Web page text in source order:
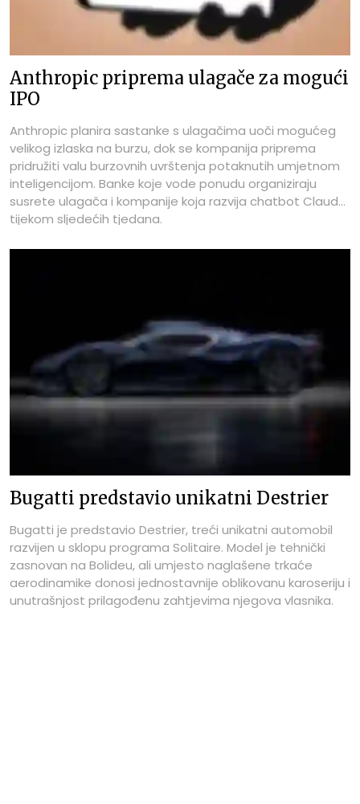
Anthropic priprema ulagače za mogući
IPO
Anthropic planira sastanke s ulagačima uoči mogućeg
velikog izlaska na burzu, dok se kompanija priprema
pridružiti valu burzovnih uvrštenja potaknutih umjetnom
inteligencijom. Banke koje vode ponudu organiziraju
susrete ulagača i kompanije koja razvija chatbot Claude
tijekom sljedećih tjedana.
Bugatti predstavio unikatni Destrier
Bugatti je predstavio Destrier, treći unikatni automobil
razvijen u sklopu programa Solitaire. Model je tehnički
zasnovan na Bolideu, ali umjesto naglašene trkaće
aerodinamike donosi jednostavnije oblikovanu karoseriju i
unutrašnjost prilagođenu zahtjevima njegova vlasnika.